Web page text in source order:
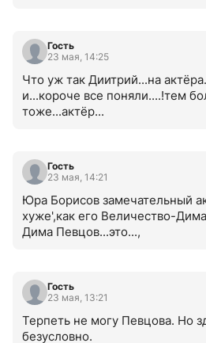
Гость
23 мая, 14:25
Что уж так Диитрий...на
и...короче все поняли....!тем
тоже...актёр...
Гость
23 мая, 14:21
Юра Борисов замечательный
хуже',как его Величество-
Дима Певцов...это...,
Гость
23 мая, 13:21
Терпеть не могу Певцова. Но
безусловно.